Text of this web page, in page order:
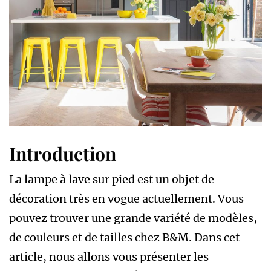
Introduction
La lampe à lave sur pied est un objet de
décoration très en vogue actuellement. Vous
pouvez trouver une grande variété de modèles,
de couleurs et de tailles chez B&M. Dans cet
article, nous allons vous présenter les